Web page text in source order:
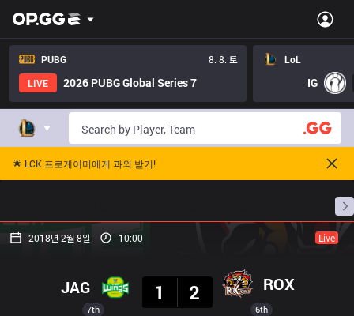
PUBG
8. 8. 토
LIVE
2026 PUBG Global Series 7
LoL
IG
🌟 LCK 프로게이머에게 과외 받기!
프로빌
2018년 2월 8일 10:00 Live
7th
JAG
1
2 ROX
6th